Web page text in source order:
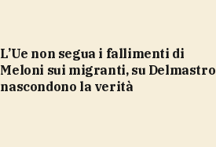
L’Ue non segua i fallimenti di
Meloni sui migranti, su Delmastro
nascondono la verità